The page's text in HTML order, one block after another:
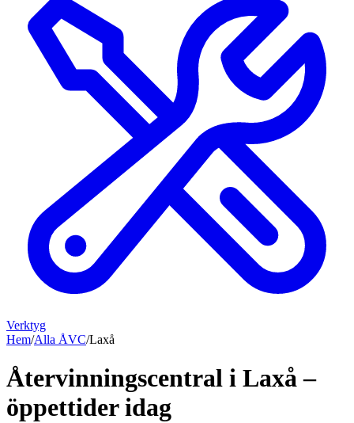
Verktyg
Hem/Alla ÅVC/Laxå
Återvinningscentral i Laxå –
öppettider idag